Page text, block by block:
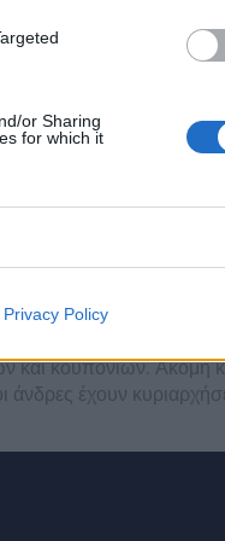
or Sharing
for which it
Privacy Policy
2026
Τα παιχνίδια
κουπονιών. Ακόμη
έχουν